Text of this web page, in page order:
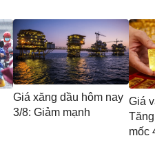
Giá xăng dầu hôm nay
3/8: Giảm mạnh
Giá
mốc